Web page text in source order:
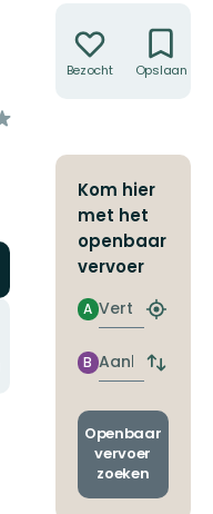
Bezocht Opslaan
Kom hier
met het
openbaar
vervoer
Vertrek
A
Zoek
halte
Aankomst
B
Wissel
en
Openbaar
vervoer
zoeken